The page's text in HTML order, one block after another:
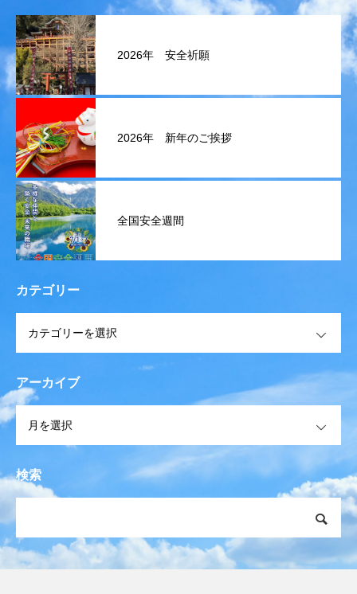
2026年 安全祈願
2026年 新年のご挨拶
全国安全週間
カテゴリー
アーカイブ
検索